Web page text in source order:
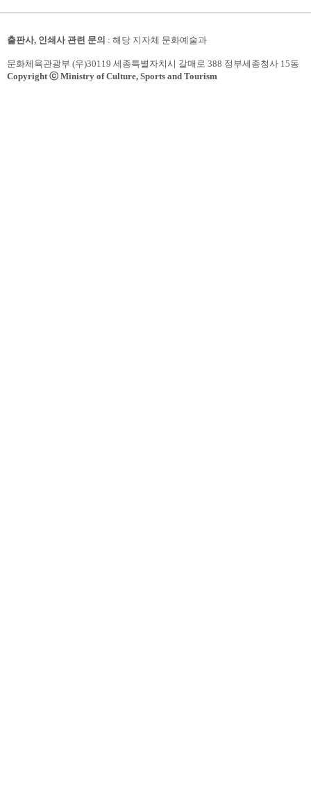
출판사, 인쇄사 관련 문의 : 해당 지자체 문화예술과
문화체육관광부 (우)30119 세종특별자치시 갈매로 388 정부세종청사 15동
Copyright ⓒ Ministry of Culture, Sports and Tourism